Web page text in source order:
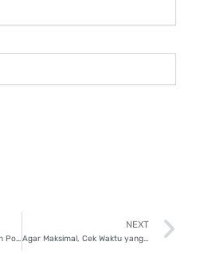
Investasi P2P Lending Makin Populer, Cek 5 Alasan Generasi Milenial Memilihnya!
NEXT
Agar Maksimal, Cek Waktu yang Tepat untuk Mulai Investasi P2P Lending?